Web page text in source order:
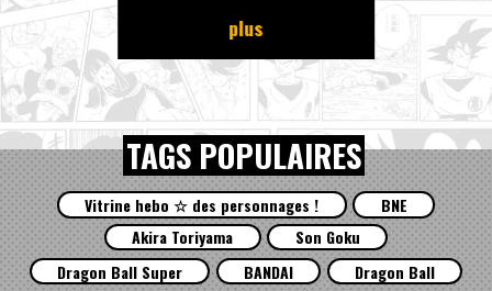
plus
TAGS POPULAIRES
Vitrine hebo ☆ des personnages !
BNE
Akira Toriyama
Son Goku
Dragon Ball Super
BANDAI
Dragon Ball